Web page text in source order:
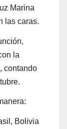
Marina
las caras.
la
contando
Bolivia